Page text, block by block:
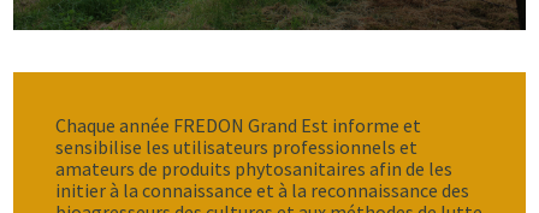
Chaque année FREDON Grand Est informe et
sensibilise les utilisateurs professionnels et
amateurs de produits phytosanitaires afin de les
initier à la connaissance et à la reconnaissance des